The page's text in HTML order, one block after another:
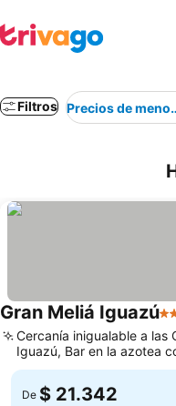
Filtros Precios de
Gran Meliá Iguazú5
Cercanía inigualable a las
Iguazú, Bar en la azotea
atardecer
De $ 21.342